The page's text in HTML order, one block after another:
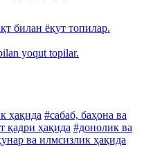
билан ёқут топилар.
yoqut topilar.
ҳақида #сабаб, баҳона ва
қадри ҳақида #донолик ва
ва илмсизлик ҳақида